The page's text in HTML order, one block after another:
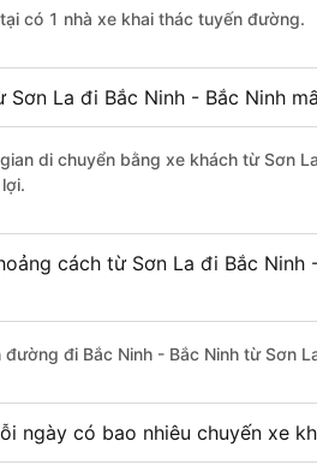
có 1 nhà xe khai thác tuyến đường.
Sơn La đi Bắc Ninh - Bắc Ninh
di chuyển bằng xe khách từ Sơn
cách từ Sơn La đi Bắc
đường đi Bắc Ninh - Bắc Ninh từ Sơn
ngày có bao nhiêu chuyến xe